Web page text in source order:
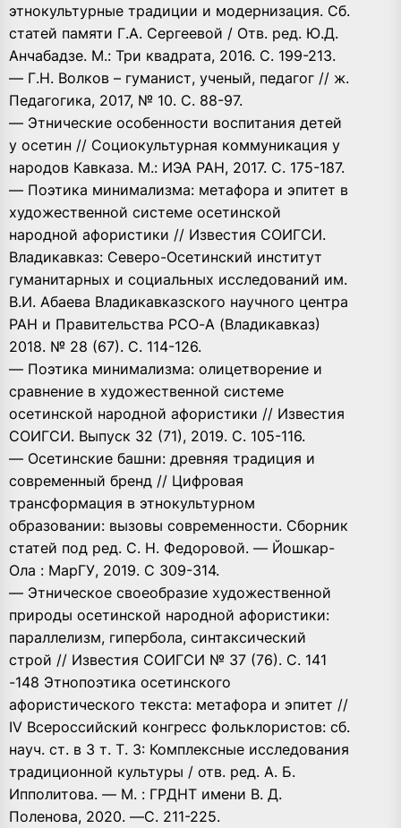
этнокультурные традиции и модернизация. Сб.
статей памяти Г.А. Сергеевой / Отв. ред. Ю.Д.
Анчабадзе. М.: Три квадрата, 2016. С. 199-213.
— Г.Н. Волков – гуманист, ученый, педагог // ж.
Педагогика, 2017, № 10. С. 88-97.
— Этнические особенности воспитания детей
у осетин // Социокультурная коммуникация у
народов Кавказа. М.: ИЭА РАН, 2017. С. 175-187.
— Поэтика минимализма: метафора и эпитет в
художественной системе осетинской
народной афористики // Известия СОИГСИ.
Владикавказ: Северо-Осетинский институт
гуманитарных и социальных исследований им.
В.И. Абаева Владикавказского научного центра
РАН и Правительства РСО-А (Владикавказ)
2018. № 28 (67). С. 114-126.
— Поэтика минимализма: олицетворение и
сравнение в художественной системе
осетинской народной афористики // Известия
СОИГСИ. Выпуск 32 (71), 2019. С. 105-116.
— Осетинские башни: древняя традиция и
современный бренд // Цифровая
трансформация в этнокультурном
образовании: вызовы современности. Сборник
статей под ред. С. Н. Федоровой. — Йошкар-
Ола : МарГУ, 2019. С 309-314.
— Этническое своеобразие художественной
природы осетинской народной афористики:
параллелизм, гипербола, синтаксический
строй // Известия СОИГСИ № 37 (76). С. 141
-148 Этнопоэтика осетинского
афористического текста: метафора и эпитет //
IV Всероссийский конгресс фольклористов: сб.
науч. ст. в 3 т. Т. 3: Комплексные исследования
традиционной культуры / отв. ред. А. Б.
Ипполитова. — М. : ГРДНТ имени В. Д.
Поленова, 2020. —С. 211-225.